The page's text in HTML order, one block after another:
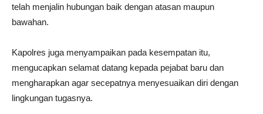
telah menjalin hubungan baik dengan atasan maupun
bawahan.
Kapolres juga menyampaikan pada kesempatan itu,
mengucapkan selamat datang kepada pejabat baru dan
mengharapkan agar secepatnya menyesuaikan diri dengan
lingkungan tugasnya.